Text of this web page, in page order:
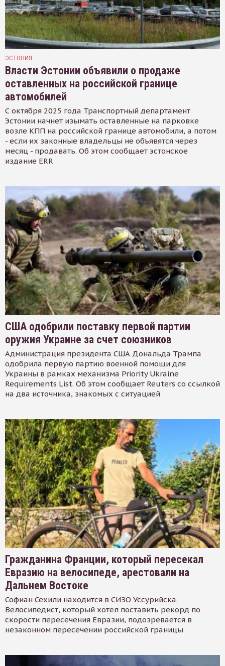
ЭСТОНИЯ
Власти Эстонии объявили о продаже
оставленных на российской границе
автомобилей
С октября 2025 года Транспортный департамент
Эстонии начнет изымать оставленные на парковке
возле КПП на российской границе автомобили, а потом
- если их законные владельцы не объявятся через
месяц - продавать. Об этом сообщает эстонское
издание ERR
США одобрили поставку первой партии
оружия Украине за счет союзников
Администрация президента США Дональда Трампа
одобрила первую партию военной помощи для
Украины в рамках механизма Priority Ukraine
Requirements List. Об этом сообщает Reuters со ссылкой
на два источника, знакомых с ситуацией
Гражданина Франции, который пересекал
Евразию на велосипеде, арестовали на
Дальнем Востоке
Софиан Сехили находится в СИЗО Уссурийска.
Велосипедист, который хотел поставить рекорд по
скорости пересечения Евразии, подозревается в
незаконном пересечении российской границы